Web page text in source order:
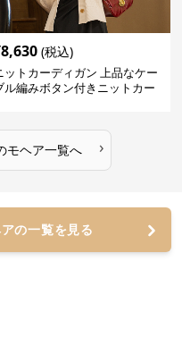
8,630 (税込)
ットカーディガン 上品なケー
ル編みボタン付きニットカー
モヘア一覧へ ›
の一覧を見る